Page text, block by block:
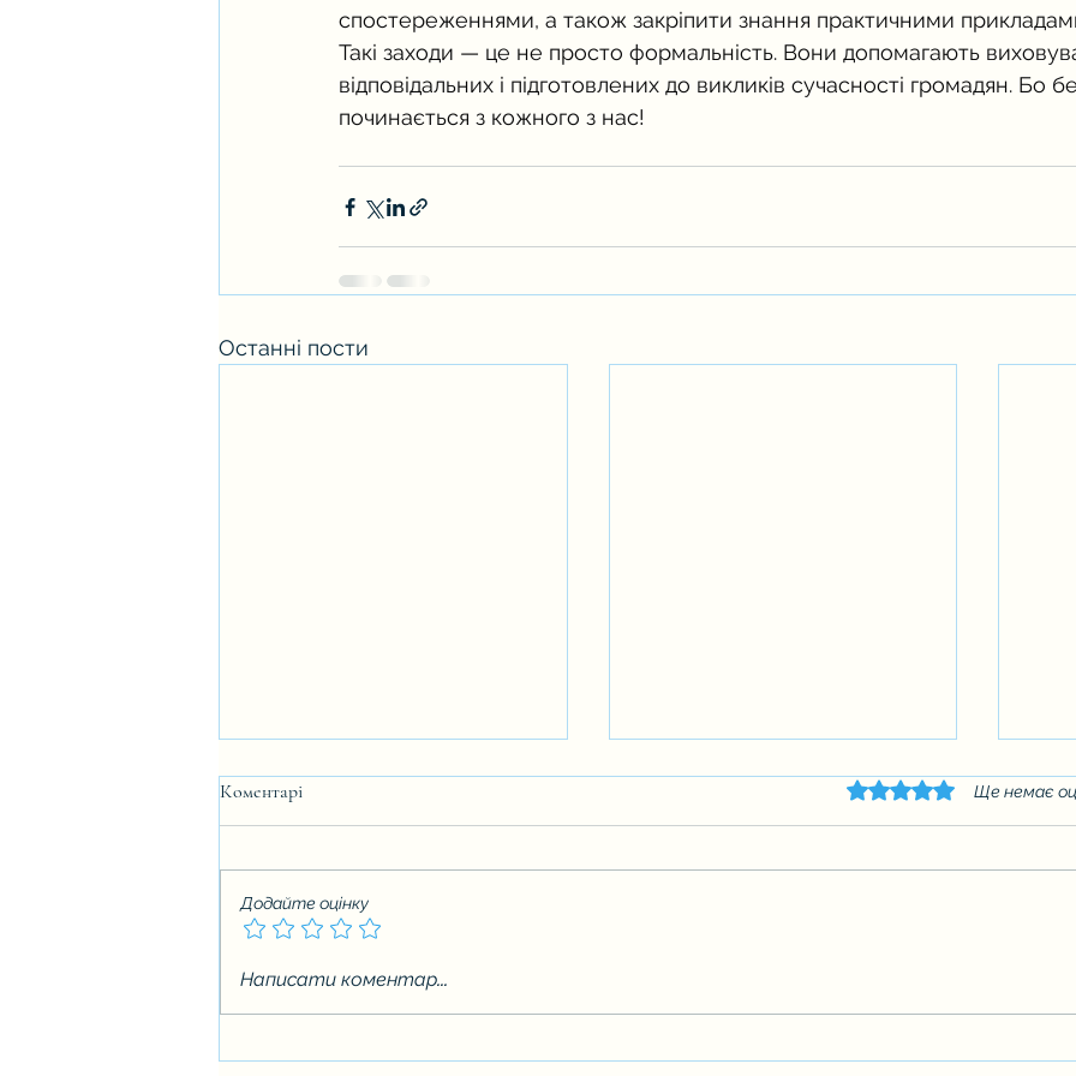
спостереженнями, а також закріпити знання практичними
Такі заходи — це не просто формальність. Вони допомагають
відповідальних і підготовлених до викликів сучасності громадян. Бо
починається з кожного з нас!
Останні пости
Вступна кампанія 2026
Коментарі Оцінка: 0 з 5 зірок.
Ще немає
Додайте оцінку
Написати коментар...